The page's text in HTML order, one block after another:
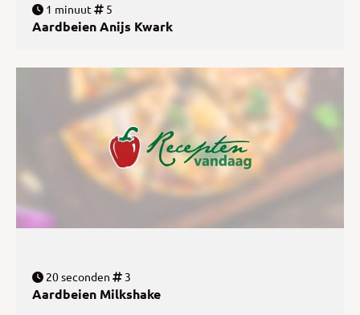
1 minuut 5
Aardbeien Anijs Kwark
20 seconden 3
Aardbeien Milkshake